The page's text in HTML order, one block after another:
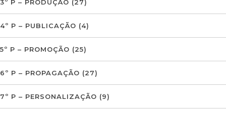
3º P – PRODUÇÃO (27)
4º P – PUBLICAÇÃO (4)
5º P – PROMOÇÃO (25)
6º P – PROPAGAÇÃO (27)
7º P – PERSONALIZAÇÃO (9)